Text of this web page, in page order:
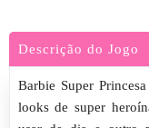
Descrição do Jogo
Barbie Super
looks de super